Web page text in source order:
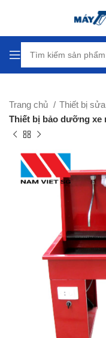
Trang chủ
Thiết bị
Thiết bị bảo dưỡng xe